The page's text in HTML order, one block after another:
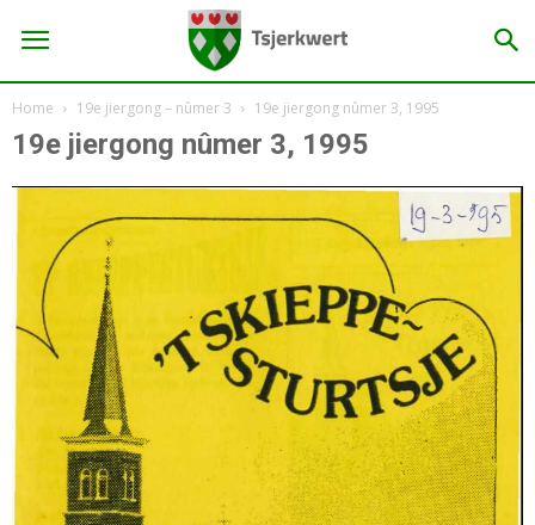
Home 19e jiergong – nûmer 3 19e jiergong nûmer 3, 1995
19e jiergong nûmer 3, 1995